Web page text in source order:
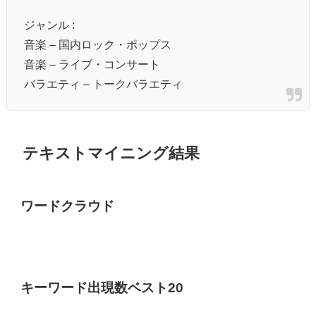
ジャンル :
音楽 – 国内ロック・ポップス
音楽 – ライブ・コンサート
バラエティ – トークバラエティ
テキストマイニング結果
ワードクラウド
キーワード出現数ベスト20